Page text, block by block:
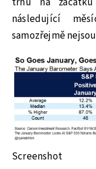
následující
samozřejmě
Screenshot